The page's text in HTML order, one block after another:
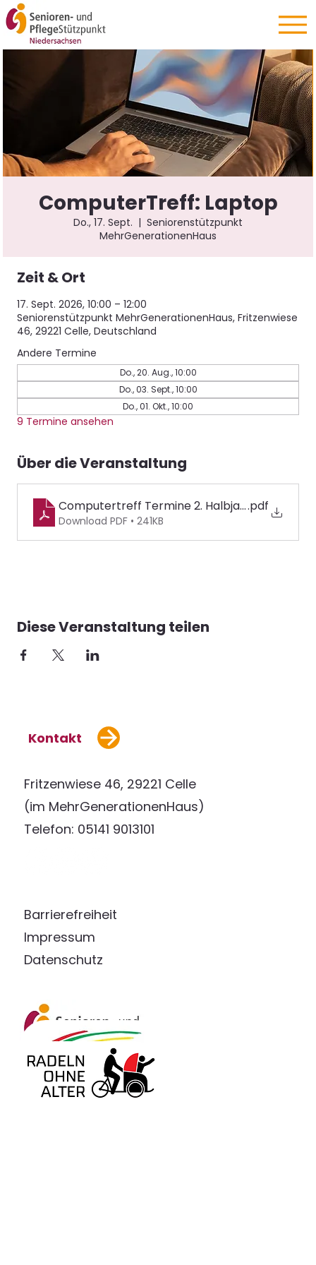
ComputerTreff: Laptop
Do., 17. Sept.
  |
Seniorenstützpunkt
MehrGenerationenHaus
Zeit & Ort
17. Sept. 2026, 10:00 – 12:00
Seniorenstützpunkt MehrGenerationenHaus, Fritzenwiese
46, 29221 Celle, Deutschland
Andere Termine
Do., 20. Aug., 10:00
Do., 03. Sept., 10:00
Do., 01. Okt., 10:00
9 Termine ansehen
Über die Veranstaltung
Computertreff Termine 2. Halbjahr 2026
.pdf
Download PDF • 241KB
Diese Veranstaltung teilen
Kontakt
Fritzenwiese 46, 29221 Celle
(im MehrGenerationenHaus)
Telefon: 05141 9013101
Barrierefreiheit
Impressum
Datenschutz